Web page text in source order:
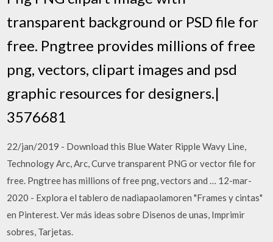
transparent background or PSD file for
free. Pngtree provides millions of free
png, vectors, clipart images and psd
graphic resources for designers.|
3576681
22/jan/2019 - Download this Blue Water Ripple Wavy Line,
Technology Arc, Arc, Curve transparent PNG or vector file for
free. Pngtree has millions of free png, vectors and … 12-mar-
2020 - Explora el tablero de nadiapaolamoren "Frames y cintas"
en Pinterest. Ver más ideas sobre Disenos de unas, Imprimir
sobres, Tarjetas.